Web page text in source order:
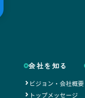
会社を知る
ビジョン・会社概要
トップメッセージ